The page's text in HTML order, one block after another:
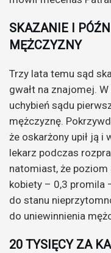
SKAZANIE I
MĘŻCZYZNY
Trzy lata temu sąd
gwałt na znajomej.
uchybień sądu
mężczyznę.
że oskarżony upił ją i
lekarz podczas
natomiast, że
kobiety – 0,3 promila
do stanu
do uniewinnienia
20 TYSIĘCY ZA